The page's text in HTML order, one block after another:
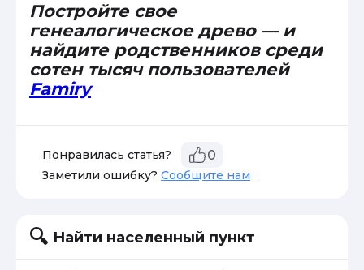
Постройте свое
генеалогическое древо — и
найдите родственников среди
сотен тысяч пользователей
Famiry
Понравилась статья? 0
Заметили ошибку? Сообщите нам
Найти населенный пункт